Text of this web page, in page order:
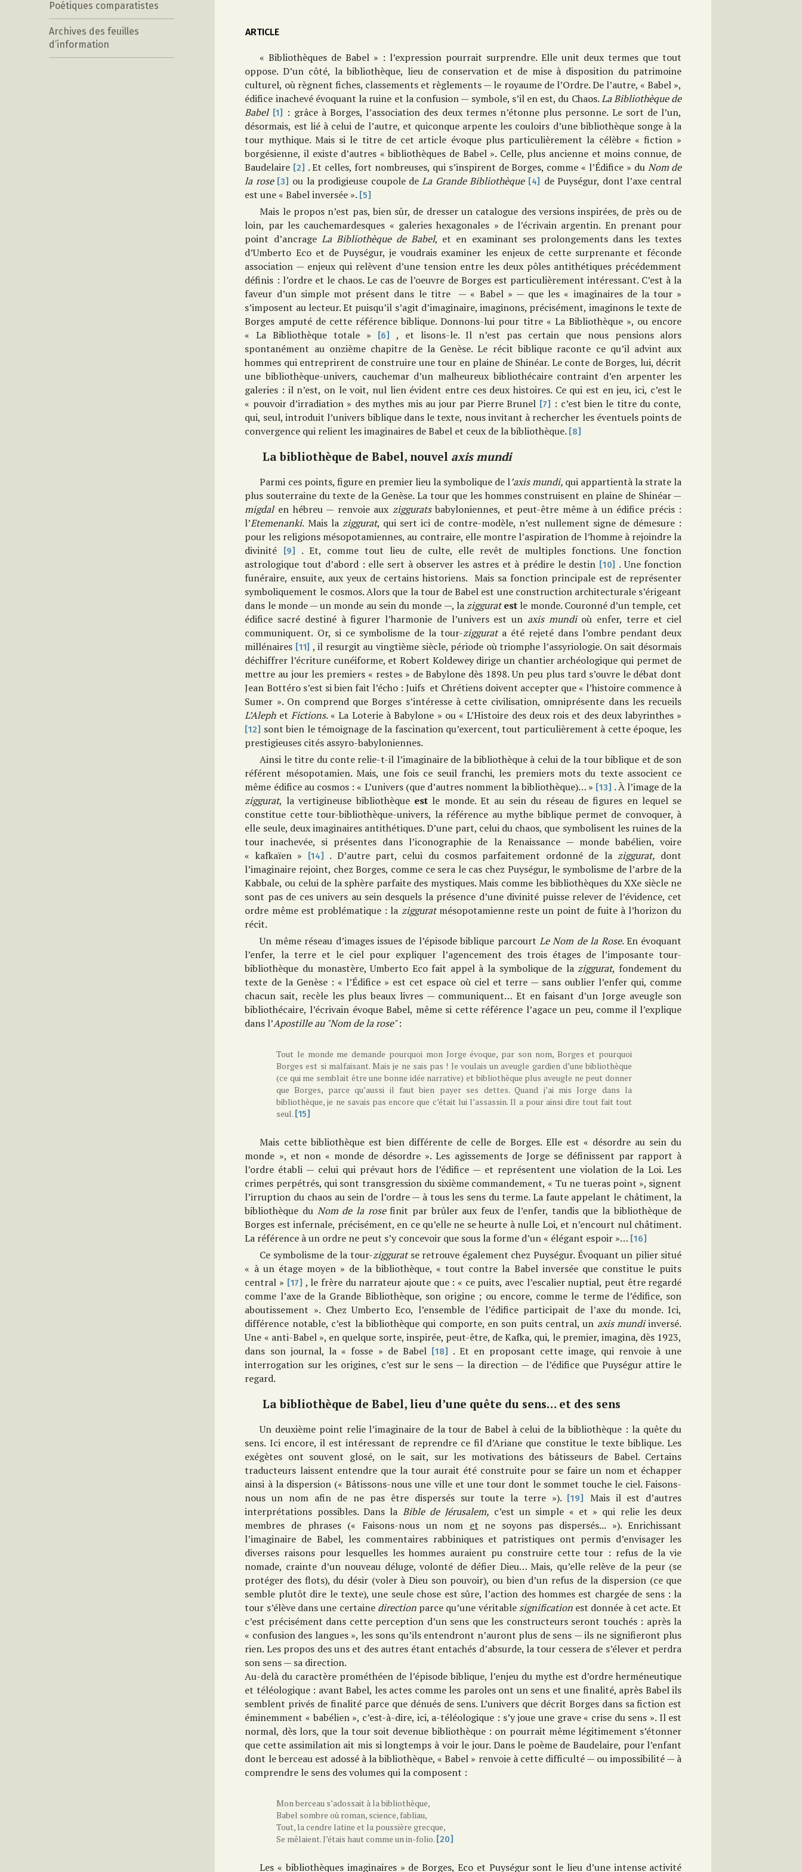
Poétiques comparatistes
Archives des feuilles
d’information
ARTICLE
« Bibliothèques de Babel » : l’expression pourrait surprendre. Elle unit deux termes que tout
oppose. D’un côté, la bibliothèque, lieu de conservation et de mise à disposition du patrimoine
culturel, où règnent fiches, classements et règlements — le royaume de l’Ordre. De l’autre, « Babel »,
édifice inachevé évoquant la ruine et la confusion — symbole, s’il en est, du Chaos.La Bibliothèque de
Babel [1]
: grâce à Borges, l’association des deux termes n’étonne plus personne. Le sort de l’un,
désormais, est lié à celui de l’autre, et quiconque arpente les couloirs d’une bibliothèque songe à la
tour mythique. Mais si le titre de cet article évoque plus particulièrement la célèbre « fiction »
borgésienne, il existe d’autres « bibliothèques de Babel ». Celle, plus ancienne et moins connue, de
Baudelaire [2] . Et celles, fort nombreuses, qui s’inspirent de Borges, comme « l’Édifice » du Nom de
la rose [3] ou la prodigieuse coupole deLa Grande Bibliothèque [4]
de Puységur, dont l’axe central
est une « Babel inversée ». [5]
Mais le propos n’est pas, bien sûr, de dresser un catalogue des versions inspirées, de près ou de
loin, par les cauchemardesques « galeries hexagonales » de l’écrivain argentin. En prenant pour
point d’ancrage La Bibliothèque de Babel, et en examinant ses prolongements dans les textes
d’Umberto Eco et de Puységur, je voudrais examiner les enjeux de cette surprenante et féconde
association — enjeux qui relèvent d’une tension entre les deux pôles antithétiques précédemment
définis : l’ordre et le chaos. Le cas de l’oeuvre de Borges est particulièrement intéressant. C’est à la
faveur d’un simple mot présent dans le titre — « Babel » — que les « imaginaires de la tour »
s’imposent au lecteur. Et puisqu’il s’agit d’imaginaire, imaginons, précisément, imaginons le texte de
Borges amputé de cette référence biblique. Donnons-lui pour titre « La Bibliothèque », ou encore
« La Bibliothèque totale »
[6]
, et lisons-le. Il n’est pas certain que nous pensions alors
spontanément au onzième chapitre de la Genèse. Le récit biblique raconte ce qu’il advint aux
hommes qui entreprirent de construire une tour en plaine de Shinéar. Le conte de Borges, lui, décrit
une bibliothèque-univers, cauchemar d’un malheureux bibliothécaire contraint d’en arpenter les
galeries : il n’est, on le voit, nul lien évident entre ces deux histoires. Ce qui est en jeu, ici, c’est le
« pouvoir d’irradiation » des mythes mis au jour par Pierre Brunel [7]
: c’est bien le titre du conte,
qui, seul, introduit l’univers biblique dans le texte, nous invitant à rechercher les éventuels points de
convergence qui relient les imaginaires de Babel et ceux de la bibliothèque. [8]
La bibliothèque de Babel, nouvel axis mundi
Parmi ces points, figure en premier lieu la symbolique de l’axis mundi, qui appartientà la strate la
plus souterraine du texte de la Genèse. La tour que les hommes construisent en plaine de Shinéar —
migdal en hébreu — renvoie aux zigguratsbabyloniennes, et peut-être même à un édifice précis :
l’Etemenanki. Mais la ziggurat, qui sert ici de contre-modèle, n’est nullement signe de démesure :
pour les religions mésopotamiennes, au contraire, elle montre l’aspiration de l’homme à rejoindre la
divinité
[9]
. Et, comme tout lieu de culte, elle revêt de multiples fonctions. Une fonction
astrologique tout d’abord : elle sert à observer les astres et à prédire le destin [10] . Une fonction
funéraire, ensuite, aux yeux de certains historiens. Mais sa fonction principale est de représenter
symboliquement le cosmos. Alors que la tour de Babel est une construction architecturale s’érigeant
dans le monde — un monde au sein du monde —, laziggurat est le monde. Couronné d’un temple, cet
édifice sacré destiné à figurer l’harmonie de l’univers est un axis mundioù enfer, terre et ciel
communiquent. Or, si ce symbolisme de la tour-ziggurata été rejeté dans l’ombre pendant deux
millénaires [11] , il resurgit au vingtième siècle, période où triomphe l’assyriologie. On sait désormais
déchiffrer l’écriture cunéiforme, et Robert Koldewey dirige un chantier archéologique qui permet de
mettre au jour les premiers « restes » de Babylone dès 1898. Un peu plus tard s’ouvre le débat dont
Jean Bottéro s’est si bien fait l’écho : Juifs et Chrétiens doivent accepter que « l’histoire commence à
Sumer ». On comprend que Borges s’intéresse à cette civilisation, omniprésente dans les recueils
L’Alephet Fictions. « La Loterie à Babylone » ou « L’Histoire des deux rois et des deux labyrinthes »
[12] sont bien le témoignage de la fascination qu’exercent, tout particulièrement à cette époque, les
prestigieuses cités assyro-babyloniennes.
Ainsi le titre du conte relie-t-il l’imaginaire de la bibliothèque à celui de la tour biblique et de son
référent mésopotamien. Mais, une fois ce seuil franchi, les premiers mots du texte associent ce
même édifice au cosmos : « L’univers (que d’autres nomment la bibliothèque)… » [13] . À l’image de la
ziggurat, la vertigineuse bibliothèque estle monde. Et au sein du réseau de figures en lequel se
constitue cette tour-bibliothèque-univers, la référence au mythe biblique permet de convoquer, à
elle seule, deux imaginaires antithétiques. D’une part, celui du chaos, que symbolisent les ruines de la
tour inachevée, si présentes dans l’iconographie de la Renaissance — monde babélien, voire
« kafkaïen »
[14] . D’autre part, celui du cosmos parfaitement ordonné de la ziggurat, dont
l’imaginaire rejoint, chez Borges, comme ce sera le cas chez Puységur, le symbolisme de l’arbre de la
Kabbale, ou celui de la sphère parfaite des mystiques. Mais comme les bibliothèques du XXe siècle ne
sont pas de ces univers au sein desquels la présence d’une divinité puisse relever de l’évidence, cet
ordre même est problématique : la zigguratmésopotamienne reste un point de fuite à l’horizon du
récit.
Un même réseau d’images issues de l’épisode biblique parcourtLe Nom de la Rose. En évoquant
l’enfer, la terre et le ciel pour expliquer l’agencement des trois étages de l’imposante tour-
bibliothèque du monastère, Umberto Eco fait appel à la symbolique de laziggurat, fondement du
texte de la Genèse : « l’Édifice » est cet espace où ciel et terre — sans oublier l’enfer qui, comme
chacun sait, recèle les plus beaux livres — communiquent… Et en faisant d’un Jorge aveugle son
bibliothécaire, l’écrivain évoque Babel, même si cette référence l’agace un peu, comme il l’explique
dans l’Apostille au "Nom de la rose":
Tout le monde me demande pourquoi mon Jorge évoque, par son nom, Borges et pourquoi
Borges est si malfaisant. Mais je ne sais pas ! Je voulais un aveugle gardien d’une bibliothèque
(ce qui me semblait être une bonne idée narrative) et bibliothèque plus aveugle ne peut donner
que Borges, parce qu’aussi il faut bien payer ses dettes. Quand j’ai mis Jorge dans la
bibliothèque, je ne savais pas encore que c’était lui l’assassin. Il a pour ainsi dire tout fait tout
seul. [15]
Mais cette bibliothèque est bien différente de celle de Borges. Elle est « désordre au sein du
monde », et non « monde de désordre ». Les agissements de Jorge se définissent par rapport à
l’ordre établi — celui qui prévaut hors de l’édifice — et représentent une violation de la Loi. Les
crimes perpétrés, qui sont transgression du sixième commandement, « Tu ne tueras point », signent
l’irruption du chaos au sein de l’ordre — à tous les sens du terme. La faute appelant le châtiment, la
bibliothèque du Nom de la rosefinit par brûler aux feux de l’enfer, tandis que la bibliothèque de
Borges est infernale, précisément, en ce qu’elle ne se heurte à nulle Loi, et n’encourt nul châtiment.
La référence à un ordre ne peut s’y concevoir que sous la forme d’un « élégant espoir »… [16]
Ce symbolisme de la tour-zigguratse retrouve également chez Puységur. Évoquant un pilier situé
« à un étage moyen » de la bibliothèque, « tout contre la Babel inversée que constitue le puits
central » [17] , le frère du narrateur ajoute que : « ce puits, avec l’escalier nuptial, peut être regardé
comme l’axe de la Grande Bibliothèque, son origine ; ou encore, comme le terme de l’édifice, son
aboutissement ». Chez Umberto Eco, l’ensemble de l’édifice participait de l’axe du monde. Ici,
différence notable, c’est la bibliothèque qui comporte, en son puits central, un axis mundiinversé.
Une « anti-Babel », en quelque sorte, inspirée, peut-être, de Kafka, qui, le premier, imagina, dès 1923,
dans son journal, la « fosse » de Babel
[18]
. Et en proposant cette image, qui renvoie à une
interrogation sur les origines, c’est sur le sens — la direction — de l’édifice que Puységur attire le
regard.
La bibliothèque de Babel, lieu d’une quête du sens… et des sens
Un deuxième point relie l’imaginaire de la tour de Babel à celui de la bibliothèque : la quête du
sens. Ici encore, il est intéressant de reprendre ce fil d’Ariane que constitue le texte biblique. Les
exégètes ont souvent glosé, on le sait, sur les motivations des bâtisseurs de Babel. Certains
traducteurs laissent entendre que la tour aurait été construite pour se faire un nom et échapper
ainsi à la dispersion (« Bâtissons-nous une ville et une tour dont le sommet touche le ciel. Faisons-
nous un nom afin de ne pas être dispersés sur toute la terre »).
[19]
Mais il est d’autres
interprétations possibles. Dans la Bible de Jérusalem, c’est un simple « et » qui relie les deux
membres de phrases (« Faisons-nous un nom et ne soyons pas dispersés... »). Enrichissant
l’imaginaire de Babel, les commentaires rabbiniques et patristiques ont permis d’envisager les
diverses raisons pour lesquelles les hommes auraient pu construire cette tour : refus de la vie
nomade, crainte d’un nouveau déluge, volonté de défier Dieu… Mais, qu’elle relève de la peur (se
protéger des flots), du désir (voler à Dieu son pouvoir), ou bien d’un refus de la dispersion (ce que
semble plutôt dire le texte), une seule chose est sûre, l’action des hommes est chargée de sens : la
tour s’élève dans une certaine directionparce qu’une véritable signification est donnée à cet acte. Et
c’est précisément dans cette perception d’un sens que les constructeurs seront touchés : après la
« confusion des langues », les sons qu’ils entendront n’auront plus de sens — ils ne signifieront plus
rien. Les propos des uns et des autres étant entachés d’absurde, la tour cessera de s’élever et perdra
son sens — sa direction.
Au-delà du caractère prométhéen de l’épisode biblique, l’enjeu du mythe est d’ordre herméneutique
et téléologique : avant Babel, les actes comme les paroles ont un sens et une finalité, après Babel ils
semblent privés de finalité parce que dénués de sens. L’univers que décrit Borges dans sa fiction est
éminemment « babélien », c’est-à-dire, ici, a-téléologique : s’y joue une grave « crise du sens ». Il est
normal, dès lors, que la tour soit devenue bibliothèque : on pourrait même légitimement s’étonner
que cette assimilation ait mis si longtemps à voir le jour. Dans le poème de Baudelaire, pour l’enfant
dont le berceau est adossé à la bibliothèque, « Babel » renvoie à cette difficulté — ou impossibilité — à
comprendre le sens des volumes qui la composent :
Mon berceau s’adossait à la bibliothèque,
Babel sombre où roman, science, fabliau,
Tout, la cendre latine et la poussière grecque,
Se mêlaient. J’étais haut comme un in-folio. [20]
Les « bibliothèques imaginaires » de Borges, Eco et Puységur sont le lieu d’une intense activité